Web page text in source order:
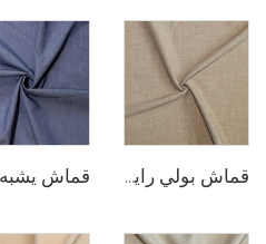
قماش بولي رايون مطاطي للبناطلين